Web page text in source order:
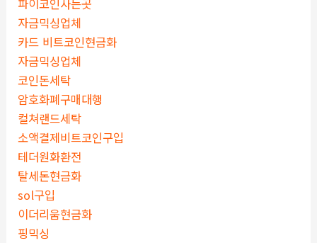
파이코인사는곳
자금믹싱업체
카드 비트코인현금화
자금믹싱업체
코인돈세탁
암호화폐구매대행
컬쳐랜드세탁
소액결제비트코인구입
테더원화환전
탈세돈현금화
sol구입
이더리움현금화
핑믹싱